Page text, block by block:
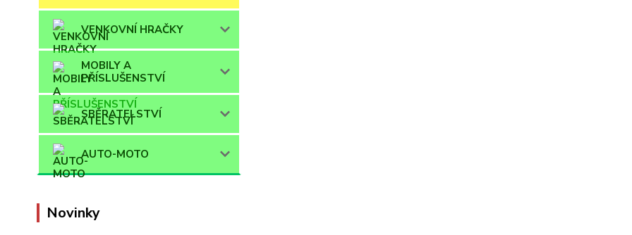
VENKOVNÍ HRAČKY
MOBILY A
PŘÍSLUŠENSTVÍ
SBĚRATELSTVÍ
AUTO-MOTO
Novinky